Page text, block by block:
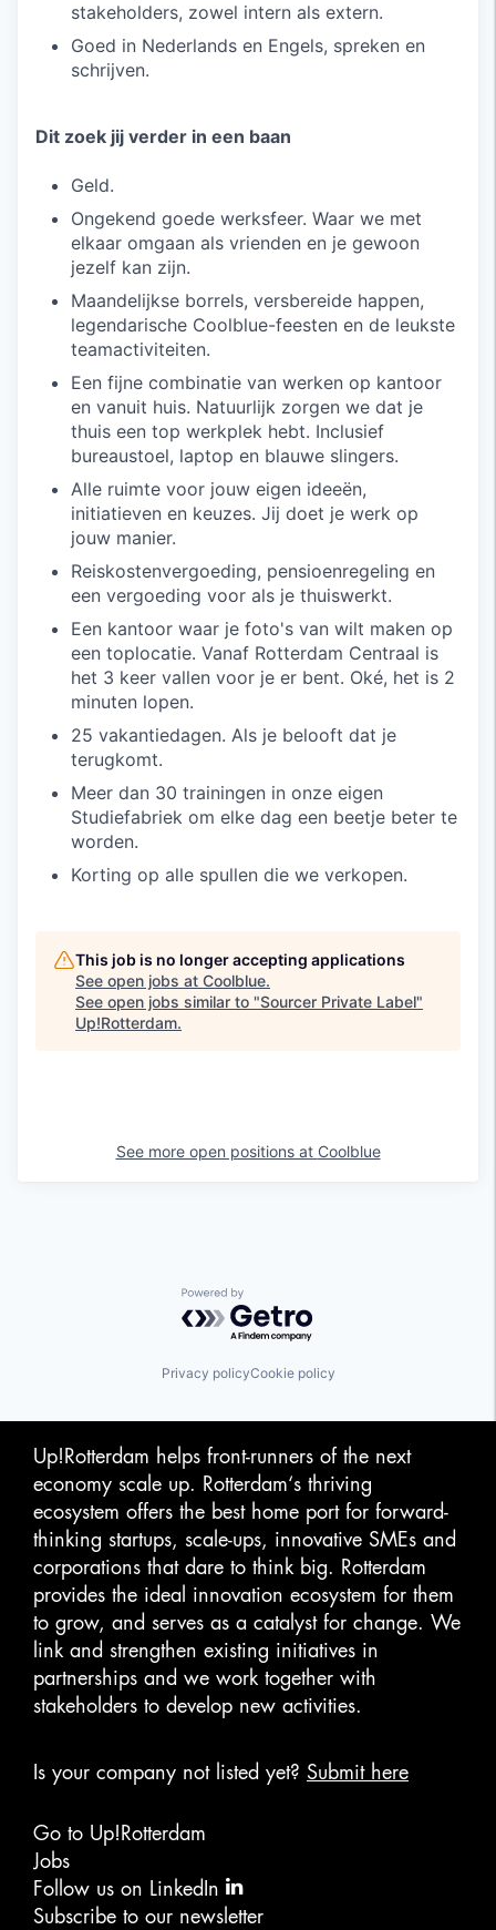
stakeholders, zowel intern als extern.
Goed in Nederlands en Engels, spreken en
schrijven.
Dit zoek jij verder in een baan
Geld.
Ongekend goede werksfeer. Waar we met
elkaar omgaan als vrienden en je gewoon
jezelf kan zijn.
Maandelijkse borrels, versbereide happen,
legendarische Coolblue-feesten en de leukste
teamactiviteiten.
Een fijne combinatie van werken op kantoor
en vanuit huis. Natuurlijk zorgen we dat je
thuis een top werkplek hebt. Inclusief
bureaustoel, laptop en blauwe slingers.
Alle ruimte voor jouw eigen ideeën,
initiatieven en keuzes. Jij doet je werk op
jouw manier.
Reiskostenvergoeding, pensioenregeling en
een vergoeding voor als je thuiswerkt.
Een kantoor waar je foto's van wilt maken op
een toplocatie. Vanaf Rotterdam Centraal is
het 3 keer vallen voor je er bent. Oké, het is 2
minuten lopen.
25 vakantiedagen. Als je belooft dat je
terugkomt.
Meer dan 30 trainingen in onze eigen
Studiefabriek om elke dag een beetje beter te
worden.
Korting op alle spullen die we verkopen.
This job is no longer accepting applications
See open jobs at Coolblue.
See open jobs similar to "Sourcer Private Label"
Up!Rotterdam.
See more open positions at Coolblue
Powered by Getro.com
Privacy policyCookie policy
Up!Rotterdam helps front-runners of the next
economy scale up. Rotterdam‘s thriving
ecosystem offers the best home port for forward-
thinking startups, scale-ups, innovative SMEs and
corporations that dare to think big. Rotterdam
provides the ideal innovation ecosystem for them
to grow, and serves as a catalyst for change. We
link and strengthen existing initiatives in
partnerships and we work together with
stakeholders to develop new activities.
Is your company not listed yet? Submit here
Go to Up!Rotterdam
Jobs
Follow us on LinkedIn
Subscribe to our newsletter